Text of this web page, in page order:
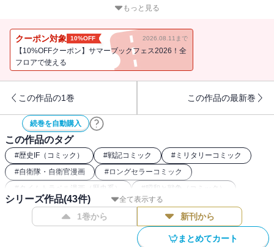
迎える……！ かわぐちかいじが「沈黙の艦隊」を超えるスケール
もっと見る
クーポン対象 10%OFF 2026.08.11まで
【10%OFFクーポン】サマーブックフェス2026！全
フロアで使える
この作品の1巻 この作品の最新巻
続巻を自動購入
この作品のタグ
#歴史IF（コミック） #戦記コミック # ミリタリーコミック
#自衛隊・自衛官漫画 #ロングセラーコミック
# タイムトラベル漫画（歴史系） #昭和と戦争（コミック）
#戦争（コミック） #歴史漫画 #アニメ化 #講談社漫画賞
全て表示する
シリーズ作品(43件)
1巻から 新刊から
まとめてカート